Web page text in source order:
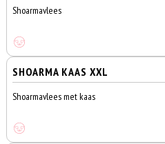
Shoarmavlees
SHOARMA KAAS XXL
Shoarmavlees met kaas